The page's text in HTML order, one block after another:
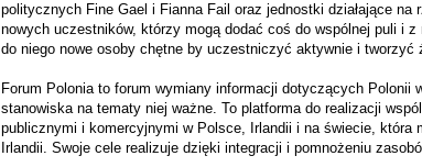
politycznych Fine Gael i Fianna Fail oraz jednostki działające
nowych uczestników, którzy mogą dodać coś do wspólnej puli i
do niego nowe osoby chętne by uczestniczyć aktywnie i tworzyć
Forum Polonia to forum wymiany informacji dotyczących Polonii
stanowiska na tematy niej ważne. To platforma do realizacji
publicznymi i komercyjnymi w Polsce, Irlandii i na świecie, która
Irlandii. Swoje cele realizuje dzięki integracji i pomnożeniu